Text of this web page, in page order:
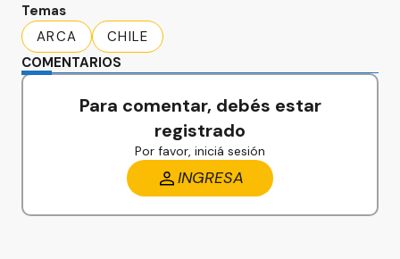
Temas
ARCA
CHILE
COMENTARIOS
Para comentar, debés estar
registrado
Por favor, iniciá sesión
INGRESA